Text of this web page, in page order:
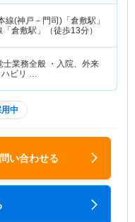
線(神戸－門司)「倉敷駅」
倉敷駅」（徒歩13分）
士業務全般 ・入院、外来
ハビリ …
中
い合わせる